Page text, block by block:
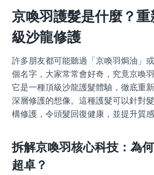
京喚羽護髮是什麼？
級沙龍修護
許多朋友都可能聽過「京喚羽焗油」
個名字，大家常常會好奇，究竟京喚
它是一種頂級沙龍護髮體驗，徹底重
深層修護的想像。這種護髮可以針對
構修護，令頭髮回復健康，並提升質感
拆解京喚羽核心科技：為
超卓？